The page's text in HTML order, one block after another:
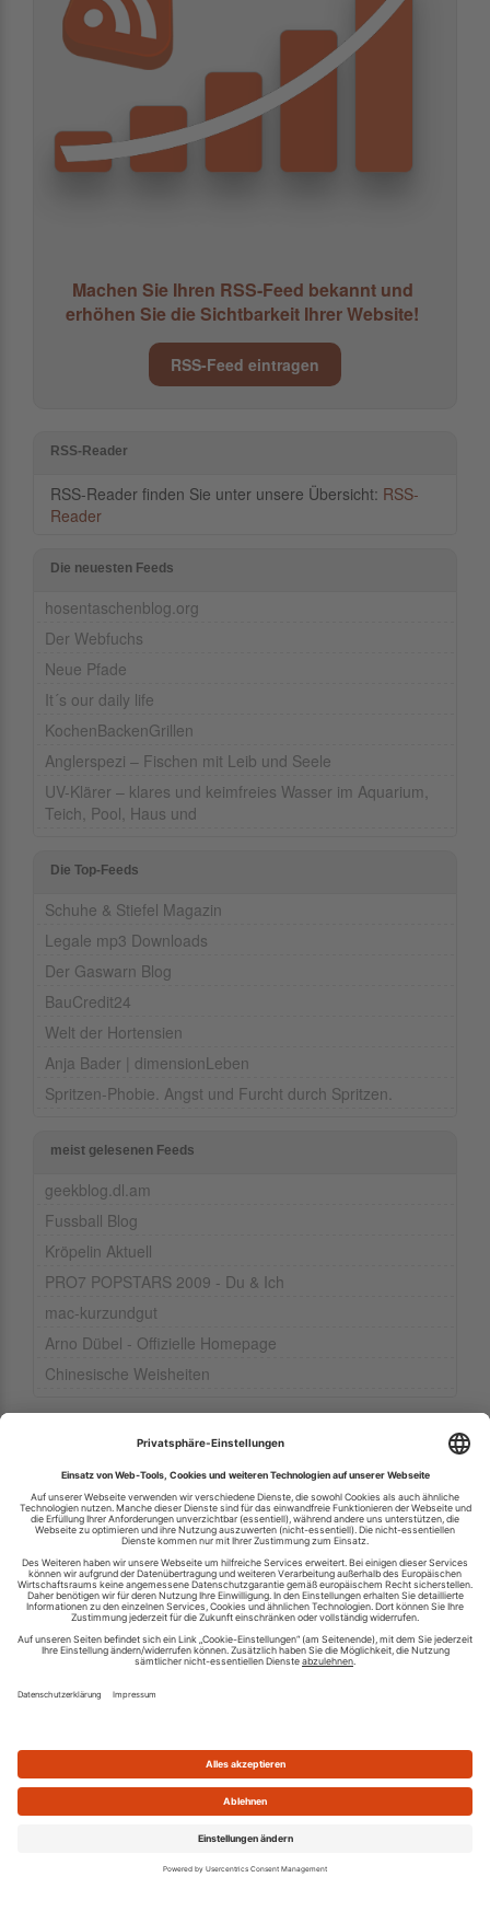
Machen Sie Ihren RSS-Feed bekannt und
erhöhen Sie die Sichtbarkeit Ihrer Website!
RSS-Feed eintragen
RSS-Reader
RSS-Reader finden Sie unter unsere Übersicht: RSS-
Reader
Die neuesten Feeds
hosentaschenblog.org
Der Webfuchs
Neue Pfade
It´s our daily life
KochenBackenGrillen
Anglerspezi – Fischen mit Leib und Seele
UV-Klärer – klares und keimfreies Wasser im Aquarium,
Teich, Pool, Haus und
Die Top-Feeds
Schuhe & Stiefel Magazin
Legale mp3 Downloads
Der Gaswarn Blog
BauCredit24
Welt der Hortensien
Anja Bader | dimensionLeben
Spritzen-Phobie. Angst und Furcht durch Spritzen.
meist gelesenen Feeds
geekblog.dl.am
Fussball Blog
Kröpelin Aktuell
PRO7 POPSTARS 2009 - Du & Ich
mac-kurzundgut
Arno Dübel - Offizielle Homepage
Chinesische Weisheiten
Ihren RSS-Feed veröffentlichen
RSS-Verzeichnis.de © 2003-2026
Impressum
Kontakt
Datenschutzinformation
Cookie-Einstellungen
Was ist ein RSS Feed?
Die besten RSS Reader
101-200|200-300